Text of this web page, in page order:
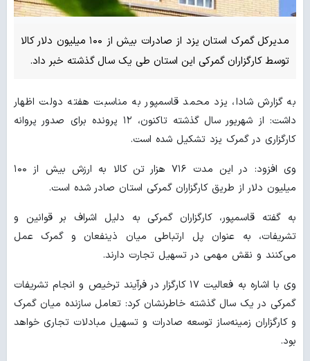
مدیرکل گمرک استان یزد از صادرات بیش از ۱۰۰ میلیون دلار کالا
توسط کارگزاران گمرکی این استان طی یک سال گذشته خبر داد.
به گزارش شادا، یزد محمد قاسمپور به مناسبت هفته دولت اظهار
داشت: از شهریور سال گذشته تاکنون، ۱۲ پرونده برای صدور پروانه
کارگزاری در گمرک یزد تشکیل شده است.
وی افزود: در این مدت ۷۱۶ هزار تن کالا به ارزش بیش از ۱۰۰
میلیون دلار از طریق کارگزاران گمرکی استان صادر شده است.
به گفته قاسمپور، کارگزاران گمرکی به دلیل اشراف بر قوانین و
تشریفات، به عنوان پل ارتباطی میان ذینفعان و گمرک عمل
می‌کنند و نقش مهمی در تسهیل تجارت دارند.
وی با اشاره به فعالیت ۱۷ کارگزار در فرآیند ترخیص و انجام تشریفات
گمرکی در یک سال گذشته خاطرنشان کرد: تعامل سازنده میان گمرک
و کارگزاران زمینه‌ساز توسعه صادرات و تسهیل مبادلات تجاری خواهد
بود.